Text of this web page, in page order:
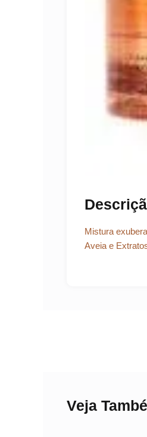
Mistura
Aveia e
Veja